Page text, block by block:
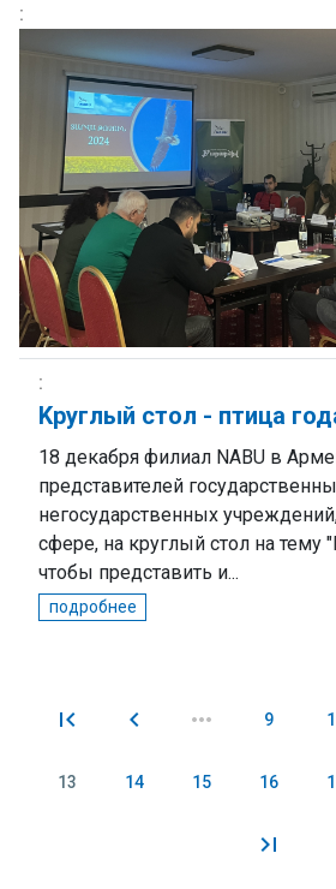
Kруглый стол - птица
18 декабря филиал NABU в
представителей
негосударственных
сфере, на круглый стол на тему
чтобы представить и...
подробнее
Pages 9
13 14 15 16